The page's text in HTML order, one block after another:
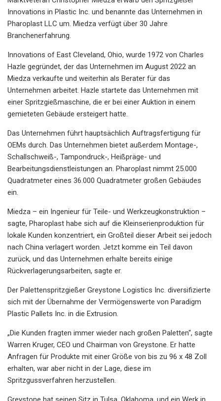
Innovations in Plastic Inc. und benannte das Unternehmen in
Pharoplast LLC um. Miedza verfügt über 30 Jahre
Branchenerfahrung.
Innovations of East Cleveland, Ohio, wurde 1972 von Charles
Hazle gegründet, der das Unternehmen im August 2022 an
Miedza verkaufte und weiterhin als Berater für das
Unternehmen arbeitet. Hazle startete das Unternehmen mit
einer Spritzgießmaschine, die er bei einer Auktion in einem
gemieteten Gebäude ersteigert hatte.
Das Unternehmen führt hauptsächlich Auftragsfertigung für
OEMs durch. Das Unternehmen bietet außerdem Montage-,
Schallschweiß-, Tampondruck-, Heißpräge- und
Bearbeitungsdienstleistungen an. Pharoplast nimmt 25.000
Quadratmeter eines 36.000 Quadratmeter großen Gebäudes
ein.
Miedza – ein Ingenieur für Teile- und Werkzeugkonstruktion –
sagte, Pharoplast habe sich auf die Kleinserienproduktion für
lokale Kunden konzentriert, ein Großteil dieser Arbeit sei jedoch
nach China verlagert worden. Jetzt komme ein Teil davon
zurück, und das Unternehmen erhalte bereits einige
Rückverlagerungsarbeiten, sagte er.
Der Palettenspritzgießer Greystone Logistics Inc. diversifizierte
sich mit der Übernahme der Vermögenswerte von Paradigm
Plastic Pallets Inc. in die Extrusion.
„Die Kunden fragten immer wieder nach großen Paletten“, sagte
Warren Kruger, CEO und Chairman von Greystone. Er hatte
Anfragen für Produkte mit einer Größe von bis zu 96 x 48 Zoll
erhalten, war aber nicht in der Lage, diese im
Spritzgussverfahren herzustellen.